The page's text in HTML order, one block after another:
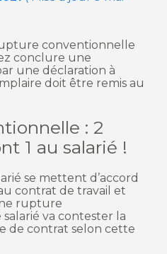
conventionnelle
conclure une
une déclaration à
doit être remis au
: 2
1 au salarié !
se mettent d’accord
contrat de travail et
rupture
va contester la
de contrat selon cette